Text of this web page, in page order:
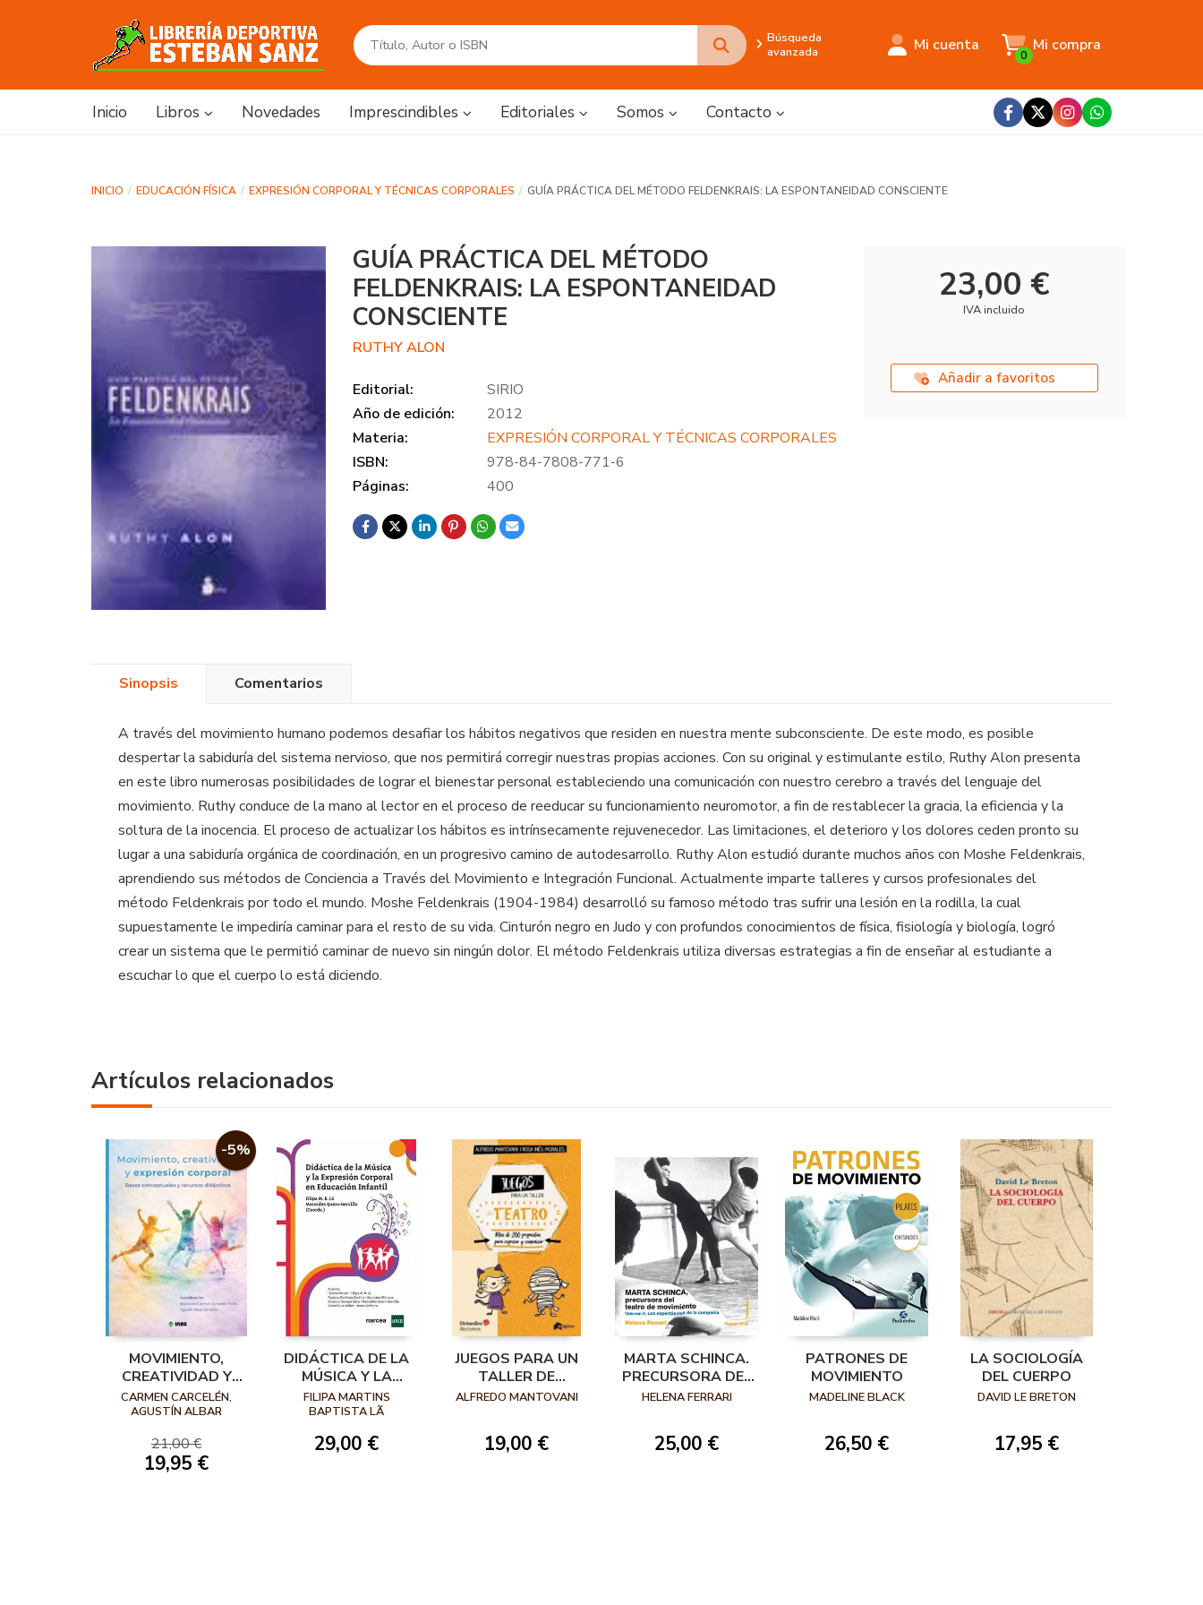
Búsqueda
avanzada
Mi cuenta Mi compra
0
Inicio Libros Novedades Imprescindibles Editoriales Somos Contacto
INICIO EDUCACIÓN FÍSICA EXPRESIÓN CORPORAL Y TÉCNICAS CORPORALES GUÍA PRÁCTICA DEL MÉTODO FELDENKRAIS: LA ESPONTANEIDAD CONSCIENTE
GUÍA PRÁCTICA DEL MÉTODO
FELDENKRAIS: LA ESPONTANEIDAD
CONSCIENTE
RUTHY ALON
Editorial:
SIRIO
Año de edición:
2012
Materia:
EXPRESIÓN CORPORAL Y TÉCNICAS CORPORALES
ISBN:
978-84-7808-771-6
Páginas:
400
23,00 €
IVA incluido
Añadir a favoritos
Sinopsis Comentarios
A través del movimiento humano podemos desafiar los hábitos negativos que residen en nuestra mente subconsciente. De este modo, es posible
despertar la sabiduría del sistema nervioso, que nos permitirá corregir nuestras propias acciones. Con su original y estimulante estilo, Ruthy Alon presenta
en este libro numerosas posibilidades de lograr el bienestar personal estableciendo una comunicación con nuestro cerebro a través del lenguaje del
movimiento. Ruthy conduce de la mano al lector en el proceso de reeducar su funcionamiento neuromotor, a fin de restablecer la gracia, la eficiencia y la
soltura de la inocencia. El proceso de actualizar los hábitos es intrínsecamente rejuvenecedor. Las limitaciones, el deterioro y los dolores ceden pronto su
lugar a una sabiduría orgánica de coordinación, en un progresivo camino de autodesarrollo. Ruthy Alon estudió durante muchos años con Moshe Feldenkrais,
aprendiendo sus métodos de Conciencia a Través del Movimiento e Integración Funcional. Actualmente imparte talleres y cursos profesionales del
método Feldenkrais por todo el mundo. Moshe Feldenkrais (1904-1984) desarrolló su famoso método tras sufrir una lesión en la rodilla, la cual
supuestamente le impediría caminar para el resto de su vida. Cinturón negro en Judo y con profundos conocimientos de física, fisiología y biología, logró
crear un sistema que le permitió caminar de nuevo sin ningún dolor. El método Feldenkrais utiliza diversas estrategias a fin de enseñar al estudiante a
escuchar lo que el cuerpo lo está diciendo.
Artículos relacionados
-5%
MOVIMIENTO,
CREATIVIDAD Y
EXPRESIÓN
CORPORAL
CARMEN CARCELÉN,
AGUSTÍN ALBAR
21,00 €
19,95 €
DIDÁCTICA DE LA
MÚSICA Y LA
EXPRESIÓN
CORPORAL EN
INFANTIL
FILIPA MARTINS
BAPTISTA LÃ
29,00 €
JUEGOS PARA UN
TALLER DE
TEATRO
ALFREDO MANTOVANI
19,00 €
MARTA SCHINCA.
PRECURSORA DEL
TEATRO DE
ESPECTÁCULOS
HELENA FERRARI
25,00 €
PATRONES DE
MOVIMIENTO
MADELINE BLACK
26,50 €
LA SOCIOLOGÍA
DEL CUERPO
DAVID LE BRETON
17,95 €